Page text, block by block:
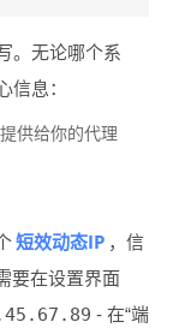
。无论哪个系
信息：
供给你的代理
短效动态IP ，信
要在设置界面
- 在“端